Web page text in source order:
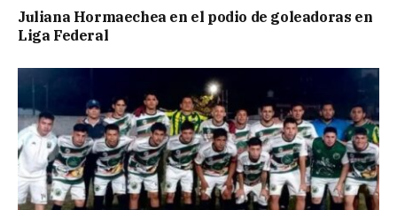
Juliana Hormaechea en el podio de goleadoras en
Liga Federal